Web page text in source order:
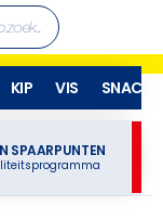
KIP VIS SNACKS
SPAARPUNTEN